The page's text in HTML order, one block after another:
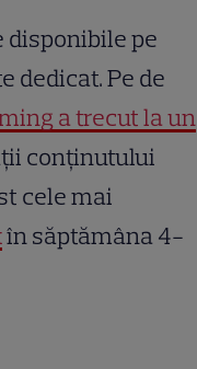
disponibile pe
dedicat. Pe de
a trecut la un
conţinutului
cele mai
în săptămâna 4-